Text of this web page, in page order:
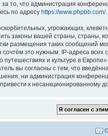
за то, что администрация
по адресу https://www.phpbb.com/.
угрожающих,
законы вашей страны, страны,
размещения таких сообщений
сочтём это нужным. IP-адреса
и культуре в
вы согласны с тем, что
ни администрация
к несанкционированному